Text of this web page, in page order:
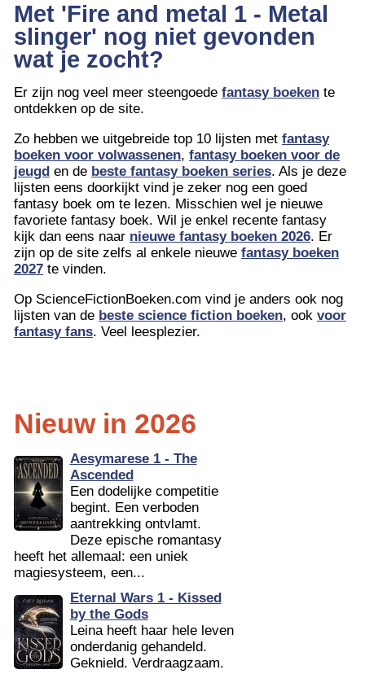
Met 'Fire and metal 1 - Metal
slinger' nog niet gevonden
wat je zocht?
Er zijn nog veel meer steengoede fantasy boeken te
ontdekken op de site.
Zo hebben we uitgebreide top 10 lijsten met fantasy
boeken voor volwassenen, fantasy boeken voor de
jeugd en de beste fantasy boeken series. Als je deze
lijsten eens doorkijkt vind je zeker nog een goed
fantasy boek om te lezen. Misschien wel je nieuwe
favoriete fantasy boek. Wil je enkel recente fantasy
kijk dan eens naar nieuwe fantasy boeken 2026. Er
zijn op de site zelfs al enkele nieuwe fantasy boeken
2027 te vinden.
Op ScienceFictionBoeken.com vind je anders ook nog
lijsten van de beste science fiction boeken, ook voor
fantasy fans. Veel leesplezier.
Nieuw in 2026
Aesymarese 1 - The
Ascended
Een dodelijke competitie
begint. Een verboden
aantrekking ontvlamt.
Deze epische romantasy
heeft het allemaal: een uniek
magiesysteem, een...
Eternal Wars 1 - Kissed
by the Gods
Leina heeft haar hele leven
onderdanig gehandeld.
Geknield. Verdraagzaam.